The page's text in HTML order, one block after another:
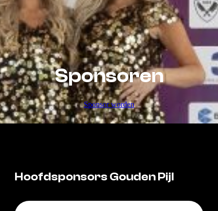
Sponsoren
Sponsor worden
Hoofdsponsors Gouden Pijl